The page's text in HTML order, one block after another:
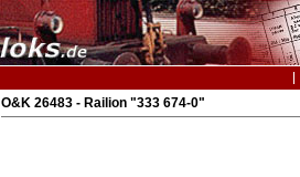
O&K 26483 - Railion "333 674-0"